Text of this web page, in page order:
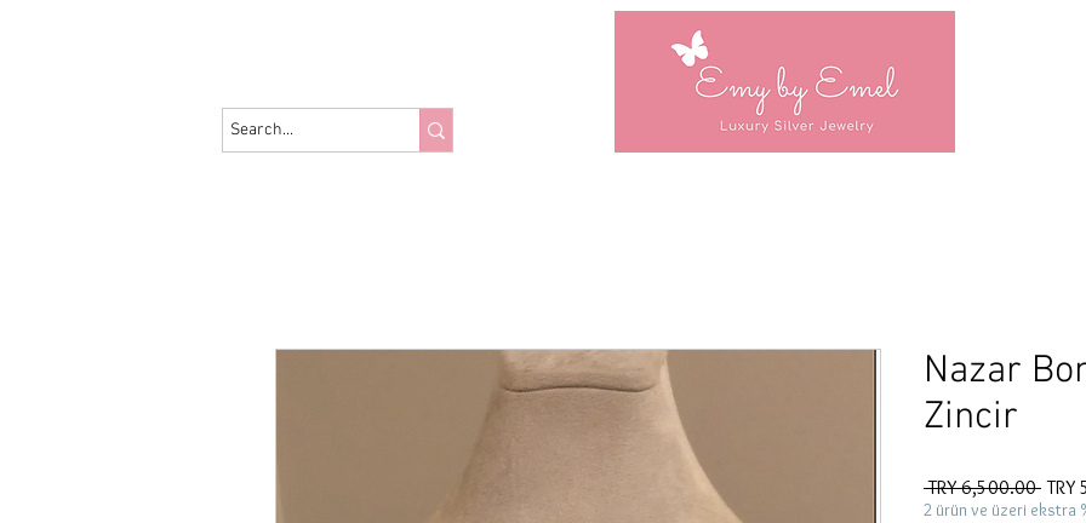
Nazar
Zincir
TRY 6,500.00
Price
2 ürün ve üzeri ekstra